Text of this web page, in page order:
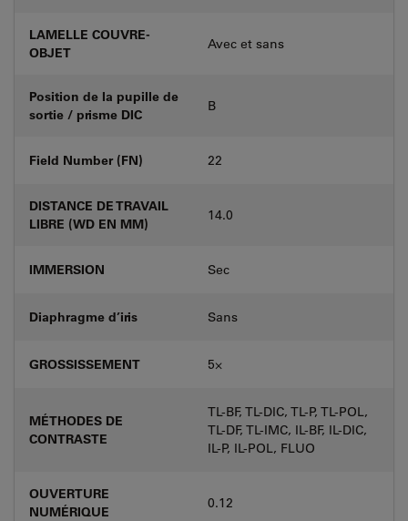
LAMELLE COUVRE-
OBJET
Avec et sans
Position de la pupille de
sortie / prisme DIC
B
Field Number (FN) 22
DISTANCE DE TRAVAIL
LIBRE (WD EN MM)
14.0
IMMERSION Sec
Diaphragme d’iris Sans
GROSSISSEMENT 5⨉
MÉTHODES DE
CONTRASTE
TL-BF, TL-DIC, TL-P, TL-POL,
TL-DF, TL-IMC, IL-BF, IL-DIC,
IL-P, IL-POL, FLUO
OUVERTURE
NUMÉRIQUE
0.12